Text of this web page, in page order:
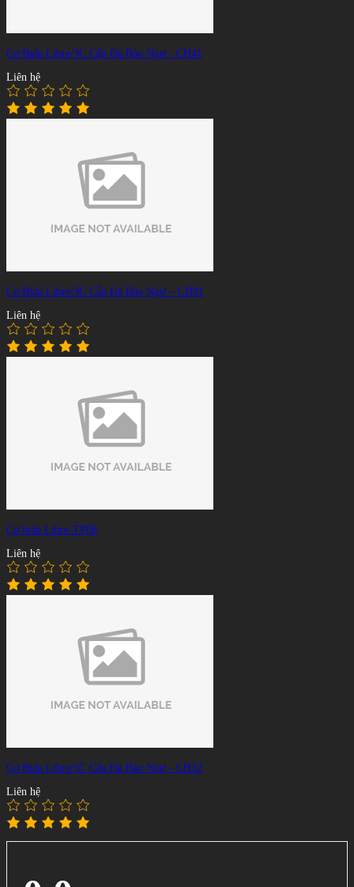
Cơ Bida Libre/3C Cẩn Đá Bào Ngư - CH41
Liên hệ
Cơ Bida Libre/3C Cẩn Đá Bào Ngư – CH91
Liên hệ
Cơ bida Libre-TP08
Liên hệ
Cơ Bida Libre/3C Cẩn Đá Bào Ngư - CH32
Liên hệ